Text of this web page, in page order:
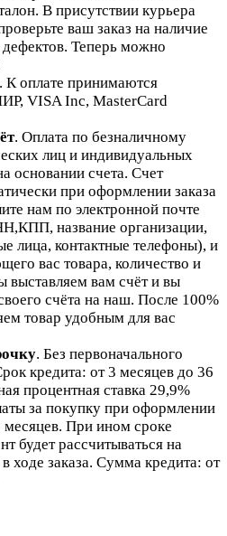
В присутствии курьера
ваш заказ на наличие
Теперь можно
. К оплате принимаются
VISA Inc, MasterCard
. Оплата по безналичному
лиц и индивидуальных
основании счета. Счет
при оформлении заказа
нам по электронной почте
название организации,
лица, контактные телефоны), и
вас товара, количество и
выставляем вам счёт и вы
счёта на наш. После 100%
товар удобным для вас
. Без первоначального
кредита: от 3 месяцев до 36
процентная ставка 29,9%
за покупку при оформлении
месяцев. При ином сроке
будет рассчитываться на
ходе заказа. Сумма кредита: от